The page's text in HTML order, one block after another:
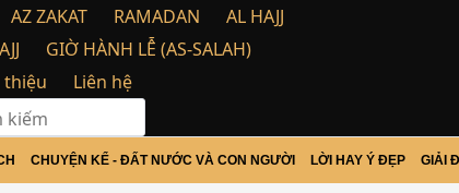
AZ ZAKAT RAMADAN
AL HAJJ
GIỜ HÀNH LỄ (AS-SALAH)
thiệu
Liên hệ
CHUYỆN KỂ - ĐẤT NƯỚC VÀ CON NGƯỜI LỜI HAY Ý ĐẸP GIẢI